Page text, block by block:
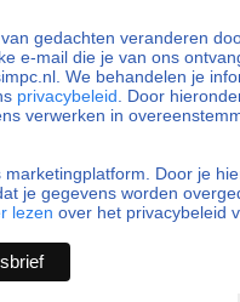
gedachten veranderen
e-mail die je van ons
We behandelen je
privacybeleid . Door
verwerken in
Door je
je gegevens worden
lezen over het privacybeleid